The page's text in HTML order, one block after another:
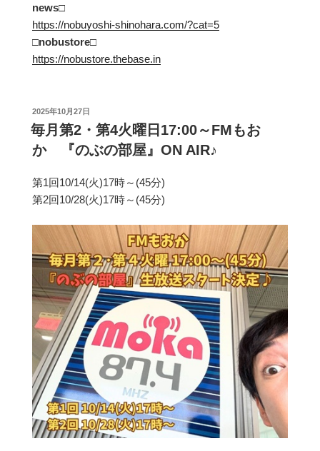
news□
https://nobuyoshi-shinohara.com/?cat=5
□nobustore□
https://nobustore.thebase.in
投
稿
日:
2025年10月27日
毎月第2・第4火曜日17:00～FMもお
か 『のぶの部屋』ON AIR♪
第1回10/14(火)17時～(45分)
第2回10/28(火)17時～(45分)